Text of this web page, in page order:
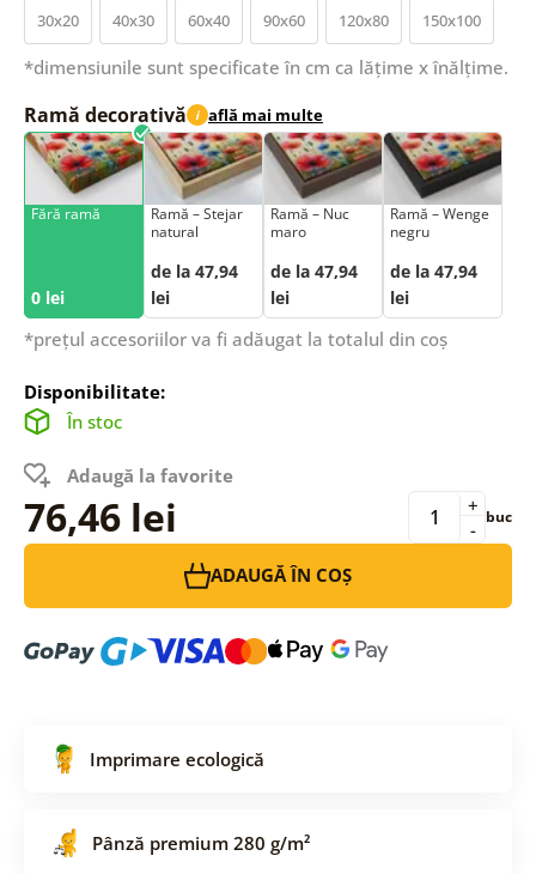
30x20 40x30 60x40 90x60 120x80 150x100
*dimensiunile sunt specificate în cm ca lățime x înălțime.
Ramă decorativă i află mai multe
Fără ramă
0 lei
Ramă – Stejar
natural
de la 47,94
lei
Ramă – Nuc
maro
de la 47,94
lei
Ramă – Wenge
negru
de la 47,94
lei
*prețul accesoriilor va fi adăugat la totalul din coș
Disponibilitate:
În stoc
Adaugă la favorite
76,46 lei -
+ buc
ADAUGĂ ÎN COȘ
Imprimare ecologică
Pânză premium 280 g/m²